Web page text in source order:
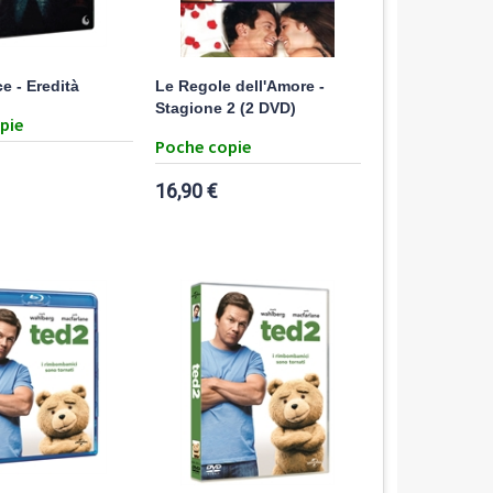
- Eredità
Le Regole dell'Amore -
Stagione 2 (2 DVD)
Poche copie
16,90 €